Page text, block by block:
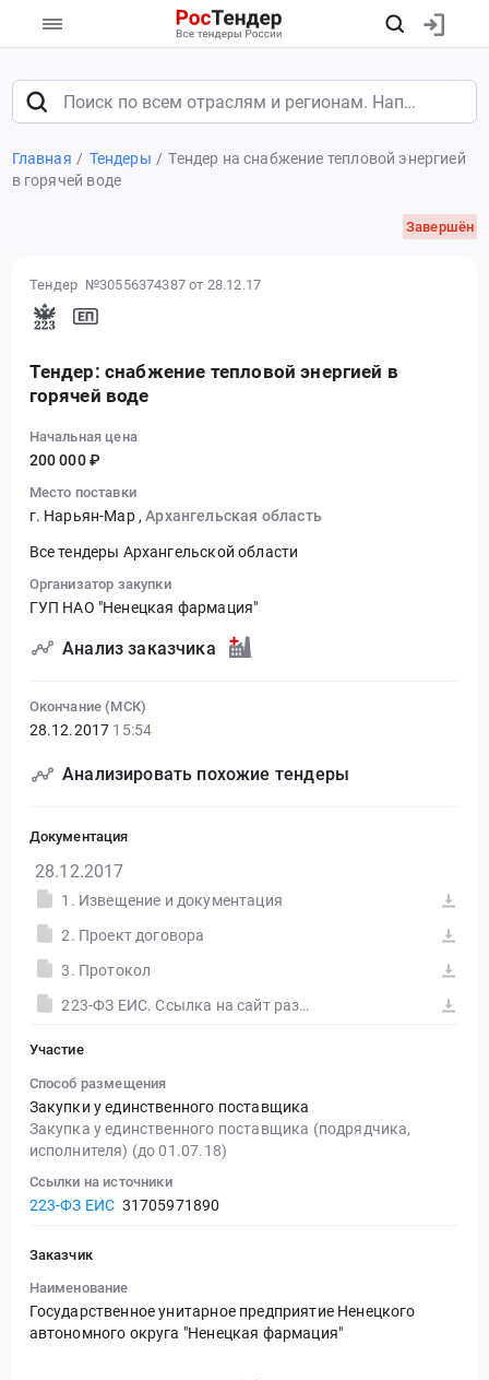
Главная Тендеры
Тендер на снабжение тепловой энергией
в горячей воде
Завершён
Тендер №30556374387 от 28.12.17
Тендер: снабжение тепловой энергией в
горячей воде
Начальная цена
200 000 ₽
Место поставки
г. Нарьян-Мар ,Архангельская область
Все тендеры Архангельской области
Организатор закупки
ГУП НАО "Ненецкая фармация"
Анализ заказчика
Окончание (МСК)
28.12.2017 15:54
Анализировать похожие тендеры
Документация
28.12.2017
1. Извещение и документация
2. Проект договора
3. Протокол
223-ФЗ ЕИС. Ссылка на сайт размещения тендера #30556374387.doc
Участие
Способ размещения
Закупки у единственного поставщика
Закупка у единственного поставщика (подрядчика,
исполнителя) (до 01.07.18)
Ссылки на источники
223-ФЗ ЕИС 31705971890
Заказчик
Наименование
Государственное унитарное предприятие Ненецкого
автономного округа "Ненецкая фармация"